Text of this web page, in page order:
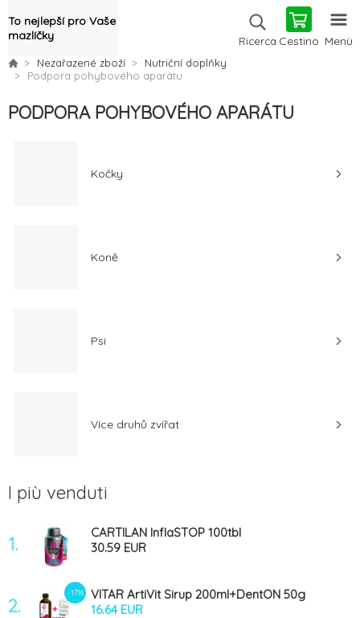
To nejlepší pro Vaše
mazlíčky
Ricerca Cestino Menù
Nezařazené zboží
Nutriční doplňky
Podpora pohybového aparátu
PODPORA POHYBOVÉHO APARÁTU
Kočky
Koně
Psi
Více druhů zvířat
I più venduti
1.
CARTILAN InflaSTOP 100tbl
30.59 EUR
2.
-17%
VITAR ArtiVit Sirup 200ml+DentON 50g
16.64 EUR